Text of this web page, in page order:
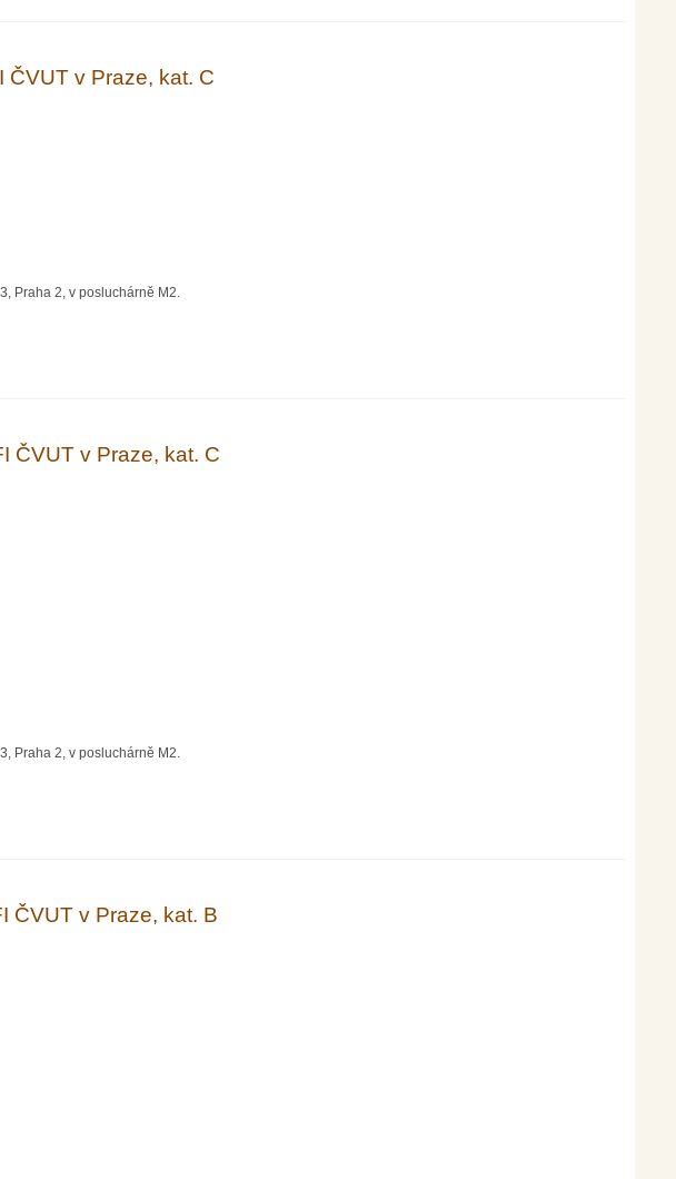
ČVUT v Praze, kat. C
Praha 2, v posluchárně M2.
ČVUT v Praze, kat. C
Praha 2, v posluchárně M2.
ČVUT v Praze, kat. B